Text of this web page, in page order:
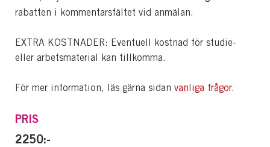
rabatten i kommentarsfältet vid anmälan.
EXTRA KOSTNADER: Eventuell kostnad för studie-
eller arbetsmaterial kan tillkomma.
För mer information, läs gärna sidan vanliga frågor.
PRIS
2250:-